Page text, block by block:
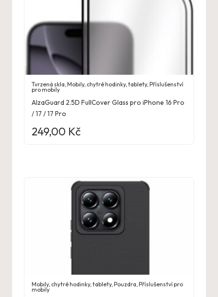
Tvrzená skla,Mobily, chytré hodinky, tablety,Příslušenství
pro mobily
AlzaGuard 2.5D FullCover Glass pro iPhone 16 Pro
/ 17 / 17 Pro
249,00 Kč
Mobily, chytré hodinky, tablety,Pouzdra,Příslušenství pro
mobily